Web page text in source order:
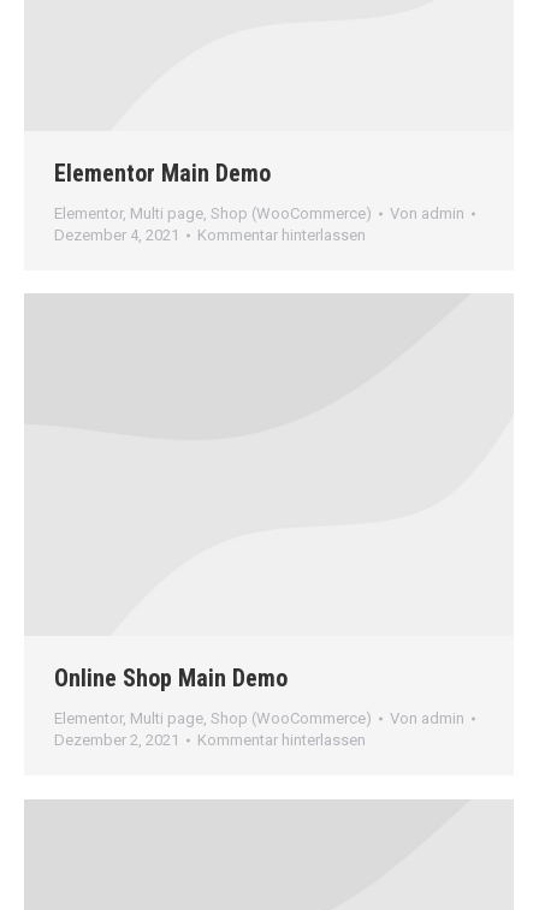
Elementor Main Demo
Elementor, Multi page Shop (WooCommerce) Von admin
Dezember 4, 2021
Kommentar hinterlassen
Online Shop Main Demo
Elementor, Multi page Shop (WooCommerce) Von admin
Dezember 2, 2021
Kommentar hinterlassen